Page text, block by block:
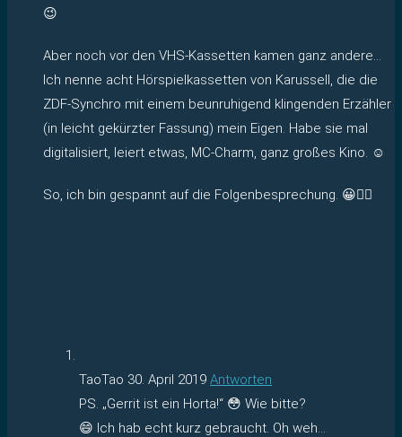
😉
Aber noch vor den VHS-Kassetten kamen ganz andere…
Ich nenne acht Hörspielkassetten von Karussell, die die
ZDF-Synchro mit einem beunruhigend klingenden Erzähler
(in leicht gekürzter Fassung) mein Eigen. Habe sie mal
digitalisiert, leiert etwas, MC-Charm, ganz großes Kino. ☺️
So, ich bin gespannt auf die Folgenbesprechung. 😀✌🏻
TaoTao 30. April 2019 Antworten
PS. „Gerrit ist ein Horta!“ 😳 Wie bitte?
😄 Ich hab echt kurz gebraucht. Oh weh…